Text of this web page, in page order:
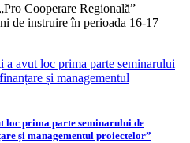
Cooperare Regională”
de instruire în perioada 16-17
loc prima parte seminarului de
și managementul proiectelor”